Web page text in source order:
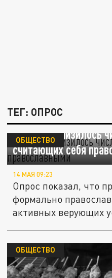
ТЕГ: ОПРОС
В России снизилось
считающих себя
ОБЩЕСТВО
14 МАЯ 09:23
Опрос показал, что
формально
активных верующих
ОБЩЕСТВО